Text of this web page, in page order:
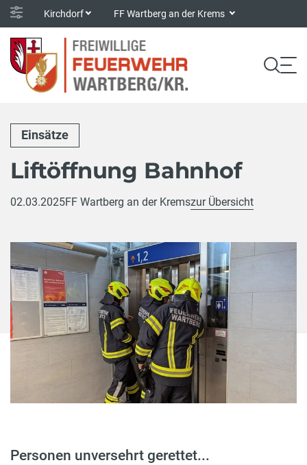
Kirchdorf FF Wartberg an der Krems
Einsätze
Liftöffnung Bahnhof
02.03.2025FF Wartberg an der Kremszur Übersicht
Personen unversehrt gerettet...